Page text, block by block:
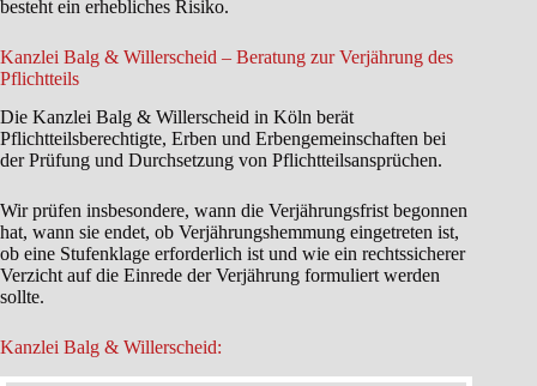
besteht ein erhebliches Risiko.
Kanzlei Balg & Willerscheid – Beratung zur Verjährung des
Pflichtteils
Die Kanzlei Balg & Willerscheid in Köln berät
Pflichtteilsberechtigte, Erben und Erbengemeinschaften bei
der Prüfung und Durchsetzung von Pflichtteilsansprüchen.
Wir prüfen insbesondere, wann die Verjährungsfrist begonnen
hat, wann sie endet, ob Verjährungshemmung eingetreten ist,
ob eine Stufenklage erforderlich ist und wie ein rechtssicherer
Verzicht auf die Einrede der Verjährung formuliert werden
sollte.
Kanzlei Balg & Willerscheid: